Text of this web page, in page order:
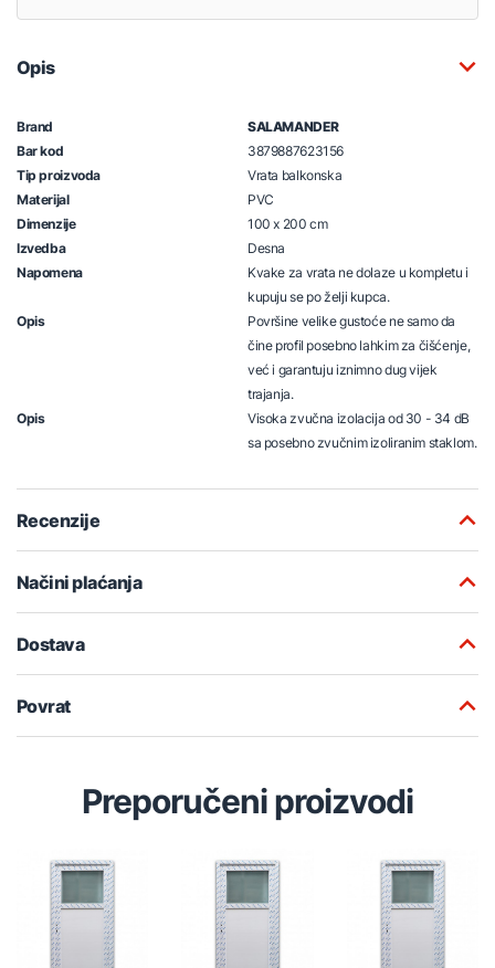
Opis
Brand
SALAMANDER
Bar kod
3879887623156
Tip proizvoda
Vrata balkonska
Materijal
PVC
Dimenzije
100 x 200 cm
Izvedba
Desna
Napomena
Kvake za vrata ne dolaze u kompletu i
kupuju se po želji kupca.
Opis
Površine velike gustoće ne samo da
čine profil posebno lahkim za čišćenje,
već i garantuju iznimno dug vijek
trajanja.
Opis
Visoka zvučna izolacija od 30 - 34 dB
sa posebno zvučnim izoliranim staklom.
Recenzije
Načini plaćanja
Dostava
Povrat
Preporučeni proizvodi